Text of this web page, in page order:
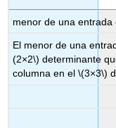
menor de una
El menor de una
(2×2\) determinante
columna en el\(3×3\)